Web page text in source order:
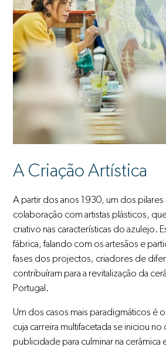
A Criação Artística
A partir dos anos 1930, um dos pilares
colaboração com artistas plásticos,
criativo nas características do azulejo.
fábrica, falando com os artesãos e
fases dos projectos, criadores de
contribuíram para a revitalização da
Portugal.
Um dos casos mais paradigmáticos é
cuja carreira multifacetada se iniciou
publicidade para culminar na cerâmica